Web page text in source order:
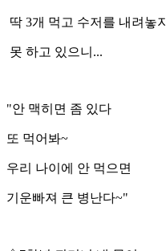
딱 3개 먹고 수저를 내려놓지
못 하고 있으니...
"안 맥히면 좀 있다
또 먹어봐~
우리 나이에 안 먹으면
기운빠져 큰 병난다~"